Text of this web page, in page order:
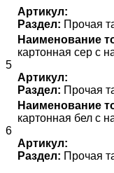
Артикул:
Раздел: Прочая
5
Наименование
картонная сер с
Артикул:
Раздел: Прочая
6
Наименование
картонная бел с
Артикул:
Раздел: Прочая